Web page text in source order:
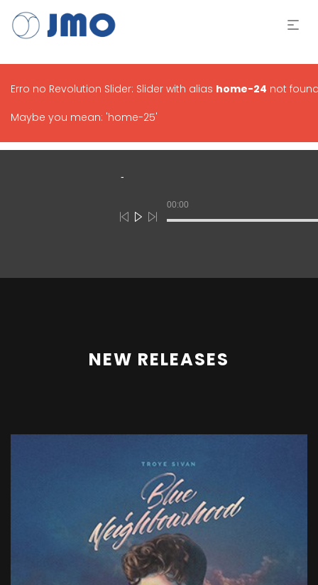
Erro no Revolution Slider: Slider with alias home-24 not
Maybe you mean: 'home-25'
00:00
NEW RELEASES